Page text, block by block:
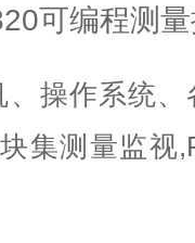
、操作系统
集测量监视